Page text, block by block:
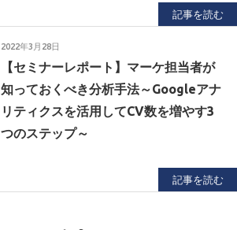
記事を読む
2022年3月28日
【セミナーレポート】マーケ担当者が
知っておくべき分析手法～Googleアナ
リティクスを活用してCV数を増やす3
つのステップ～
記事を読む